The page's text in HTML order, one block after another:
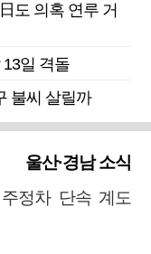
도 의혹 연루 거
일 격돌
불씨 살릴까
울산·경남 소식
정차 단속 계도